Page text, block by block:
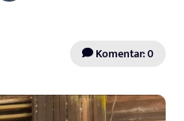
Komentar: 0